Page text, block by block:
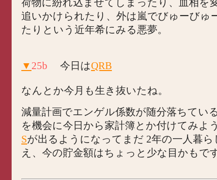
荷物に紛れ込ませてしまったり、血相を
追いかけられたり、外は嵐でびゅーびゅ
たりという近年希にみる悪夢。
▼ 25b 今日はQRB
なんとか今月も生き抜いたね。
減量計画でエンゲル係数が随分落ちてい
を機会に今日から家計簿とか付けてみよ
Sが出るようになってまだ 2年の一人暮
え、今の貯金額はちょっと少な目かもで